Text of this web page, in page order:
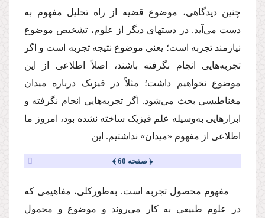
چنین دیدگاهی، موضوع قضیه از راه تحلیل مفهوم به
دست می‌آید. در دسته­ای دیگر از علوم، تشخیص موضوع
نیازمند تجربه است؛ یعنی موضوع نتیجه تجربه است و اگر
تجربه‌هایی انجام نگرفته باشند، اصلاً اطلاعی از این
موضوع نخواهیم داشت؛ مثلاً در فیزیک درباره میدان
مغناطیسی بحث می‌شود. اگر تجربه‌هایی انجام نگرفته و
ابزارهایی به‌وسیله علم فیزیک ساخته نشده بود، امروز ما
اطلاعی از مفهوم «میدان» نداشتیم. این
﴿ صفحه 60 ﴾
مفهوم محصول تجربه است. به‌طورکلی، مفاهیمی که
در علوم طبیعی به کار می‌روند و موضوع و محمول